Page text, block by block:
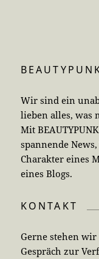
Wir sind ein
lieben alles, was
Mit
spannende
Charakter eines
eines Blogs.
KONTAKT
Gerne stehen
Gespräch zur